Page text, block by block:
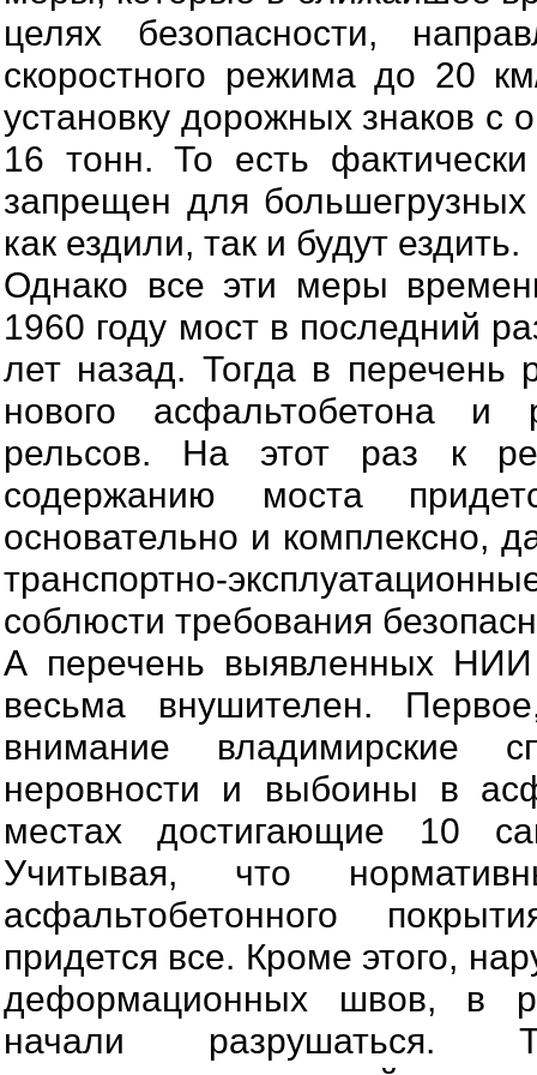
целях безопасности,
скоростного режима до 20
установку дорожных знаков с
16 тонн. То есть
запрещен для
как ездили, так и будут ездить.
Однако все эти меры
1960 году мост в последний
лет назад. Тогда в перечень
нового асфальтобетона и
рельсов. На этот раз к
содержанию моста
основательно и комплексно,
транспортно-
соблюсти требования
А перечень выявленных
весьма внушителен.
внимание владимирские
неровности и выбоины в
местах достигающие 10
Учитывая, что
асфальтобетонного
придется все. Кроме этого,
деформационных швов, в
начали разрушаться.